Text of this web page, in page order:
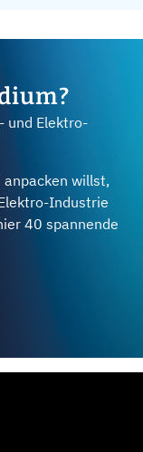
und Elektro-
anpacken willst,
Industrie
40 spannende